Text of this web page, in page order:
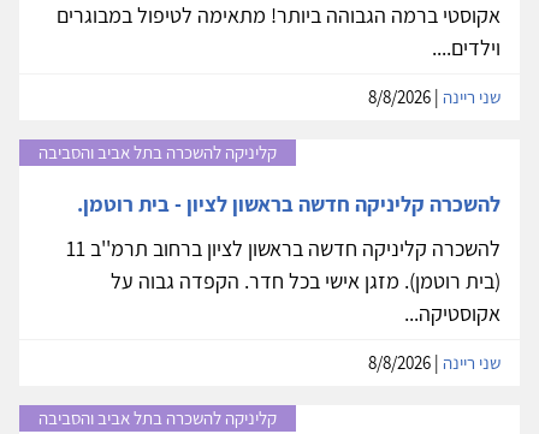
אקוסטי ברמה הגבוהה ביותר! מתאימה לטיפול במבוגרים
וילדים....
שני ריינה
קליניקה להשכרה בתל אביב והסביבה
להשכרה קליניקה חדשה בראשון לציון - בית רוטמן.
להשכרה קליניקה חדשה בראשון לציון ברחוב תרמ''ב 11
(בית רוטמן). מזגן אישי בכל חדר. הקפדה גבוה על
אקוסטיקה...
שני ריינה
קליניקה להשכרה בתל אביב והסביבה